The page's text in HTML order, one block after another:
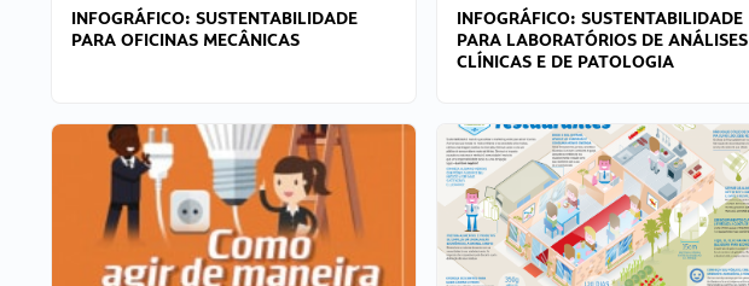
INFOGRÁFICO: SUSTENTABILIDADE
PARA OFICINAS MECÂNICAS
INFOGRÁFICO: SUSTENTABILIDADE
PARA LABORATÓRIOS DE ANÁLISES
CLÍNICAS E DE PATOLOGIA